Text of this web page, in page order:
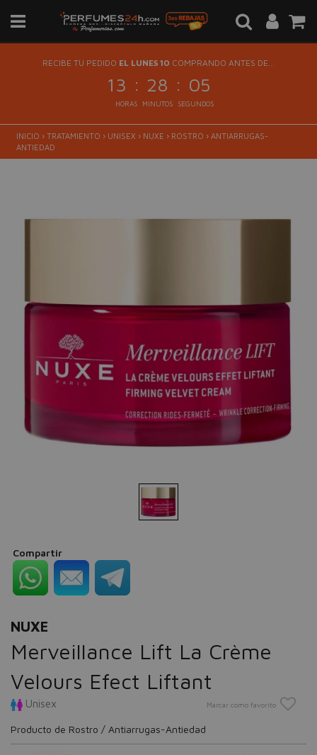
RECIBE TU PEDIDO EL LUNES 10 COMPRANDO ANTES DE...
13 : 28 : 05
HORAS MINUTOS SEGUNDOS
INICIO › TRATAMIENTO › UNISEX › NUXE › ROSTRO › ANTIARRUGAS-
ANTIEDAD
Compartir
NUXE
Merveillance Lift La Crème
Velours Efect Liftant
Unisex Marcar como favorito
Producto de Rostro / Antiarrugas-Antiedad